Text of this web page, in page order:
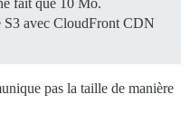
fait que 10 Mo.
S3 avec CloudFront CDN
pas la taille de manière